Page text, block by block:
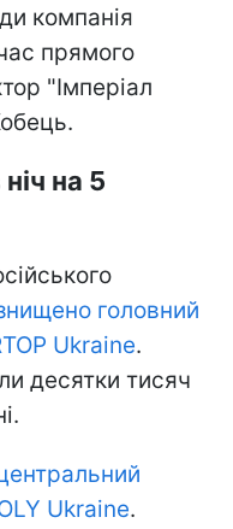
компанія
прямого
"Імперіал
на 5
головний
Ukraine.
десятки тисяч
Ukraine.